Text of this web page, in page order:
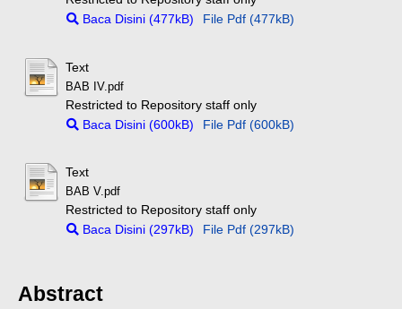
Baca Disini (477kB)
File Pdf (477kB)
Text
BAB IV.pdf
Restricted to Repository staff only
Baca Disini (600kB)
File Pdf (600kB)
Text
BAB V.pdf
Restricted to Repository staff only
Baca Disini (297kB)
File Pdf (297kB)
Abstract